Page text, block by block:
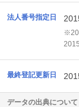
法人番号指定日
最終登記更新日
データの出典について